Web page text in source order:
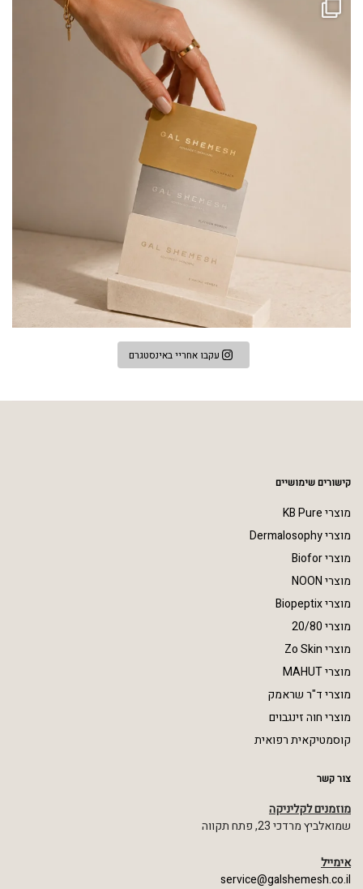
עקבו אחריי באינסטגרם
קישורים שימושיים
מוצרי KB Pure
מוצרי Dermalosophy
מוצרי Biofor
מוצרי NOON
מוצרי Biopeptix
מוצרי 20/80
מוצרי Zo Skin
מוצרי MAHUT
מוצרי ד"ר שראמק
מוצרי חוה זינגבוים
קוסמטיקאית רפואית
צור קשר
מוזמנים לקליניקה
שמואלביץ מרדכי 23, פתח תקווה
אימייל
service@galshemesh.co.il